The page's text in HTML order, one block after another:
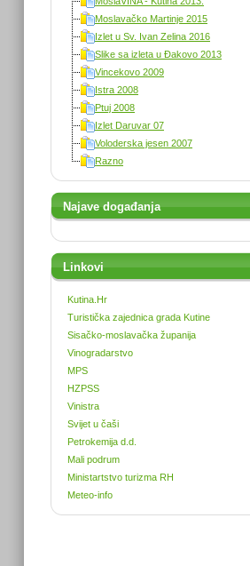
Moslavačko Martinje 2015
Izlet u Sv. Ivan Zelina 2016
Slike sa izleta u Đakovo 2013
Vincekovo 2009
Istra 2008
Ptuj 2008
Izlet Daruvar 07
Voloderska jesen 2007
Razno
Najave događanja
Linkovi
Kutina.Hr
Turistička zajednica grada Kutine
Sisačko-moslavačka županija
Vinogradarstvo
MPS
HZPSS
Vinistra
Svijet u čaši
Petrokemija d.d.
Mali podrum
Ministartstvo turizma RH
Meteo-info